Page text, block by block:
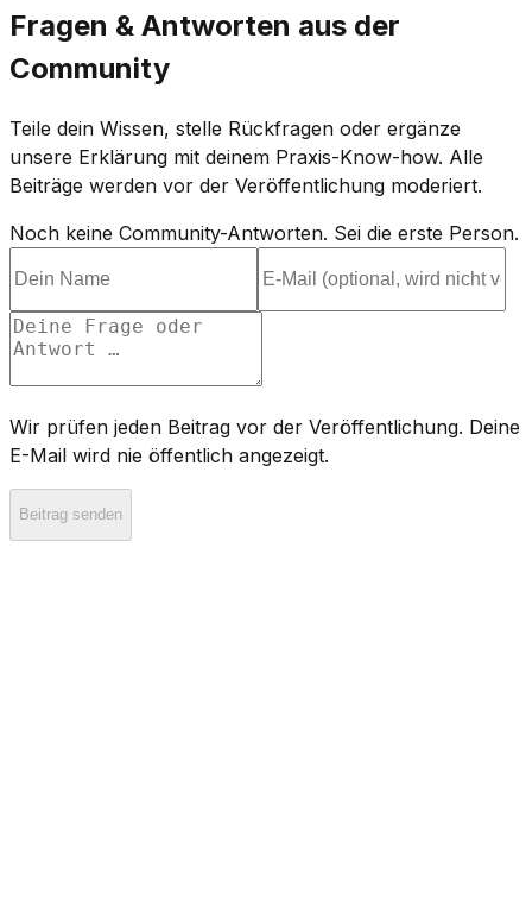
Fragen & Antworten aus der
Community
Teile dein Wissen, stelle Rückfragen oder ergänze
unsere Erklärung mit deinem Praxis-Know-how. Alle
Beiträge werden vor der Veröffentlichung moderiert.
Noch keine Community-Antworten. Sei die erste Person.
Wir prüfen jeden Beitrag vor der Veröffentlichung. Deine
E-Mail wird nie öffentlich angezeigt.
Beitrag senden